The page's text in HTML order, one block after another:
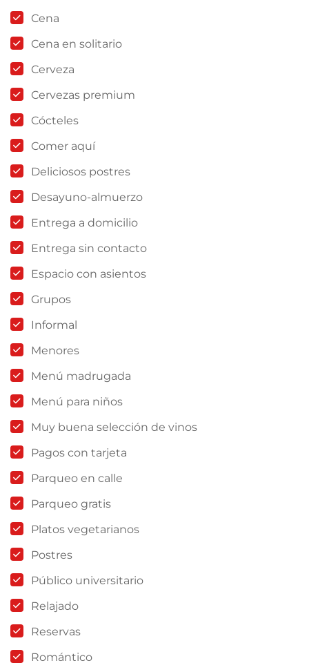
Cena
Cena en solitario
Cerveza
Cervezas premium
Cócteles
Comer aquí
Deliciosos postres
Desayuno-almuerzo
Entrega a domicilio
Entrega sin contacto
Espacio con asientos
Grupos
Informal
Menores
Menú madrugada
Menú para niños
Muy buena selección de vinos
Pagos con tarjeta
Parqueo en calle
Parqueo gratis
Platos vegetarianos
Postres
Público universitario
Relajado
Reservas
Romántico